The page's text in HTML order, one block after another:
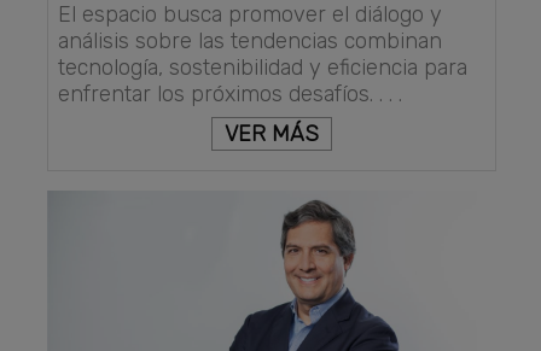
El espacio busca promover el diálogo y
análisis sobre las tendencias combinan
tecnología, sostenibilidad y eficiencia para
enfrentar los próximos desafíos. . . .
VER MÁS